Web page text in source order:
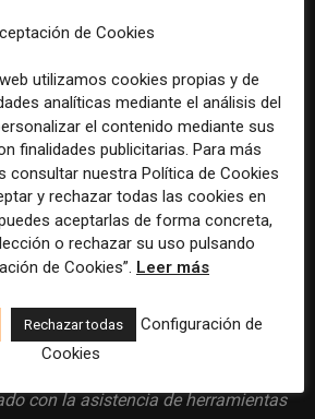
equipos multidisciplinares.
competitivo acorde con la
este trabajo visita
con la asistencia de herramientas
de Cookies
utilizamos cookies propias y de
analíticas mediante el análisis del
el contenido mediante sus
finalidades publicitarias. Para más
consultar nuestra Política de Cookies
y rechazar todas las cookies en
aceptarlas de forma concreta,
o rechazar su uso pulsando
de Cookies”. Leer más
Rechazar todas
Configuración de
Cookies